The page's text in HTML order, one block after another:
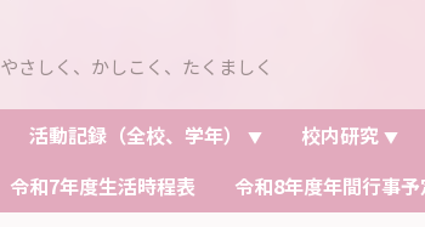
やさしく、かしこく、たくましく
活動記録（全校、学年） ▼ 校内研究 ▼
令和7年度生活時程表 令和8年度年間行事